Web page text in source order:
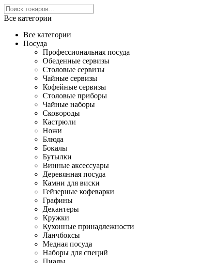
Все категории
Все категории
Посуда
Профессиональная посуда
Обеденные сервизы
Столовые сервизы
Чайные сервизы
Кофейные сервизы
Столовые приборы
Чайные наборы
Сковороды
Кастрюли
Ножи
Блюда
Бокалы
Бутылки
Винные аксессуары
Деревянная посуда
Камни для виски
Гейзерные кофеварки
Графины
Декантеры
Кружки
Кухонные принадлежности
Ланчбоксы
Медная посуда
Наборы для специй
Пиалы